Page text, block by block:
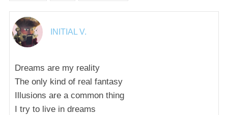
INITIAL V.
Dreams are my reality
The only kind of real fantasy
Illusions are a common thing
I try to live in dreams